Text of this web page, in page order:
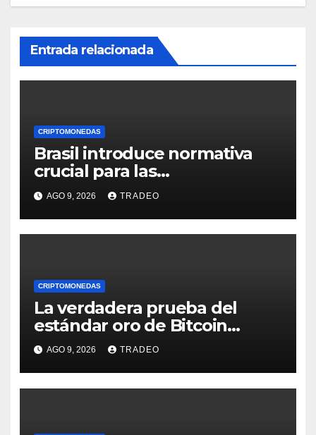
Entrada relacionada
CRIPTOMONEDAS
Brasil introduce normativa
crucial para las
criptomonedas: ¿Llegó el fin
de las transferencias
instantáneas?
AGO 9, 2026 TRADEO
CRIPTOMONEDAS
La verdadera prueba del
estándar oro de Bitcoin
apenas comienza en 2026
AGO 9, 2026 TRADEO